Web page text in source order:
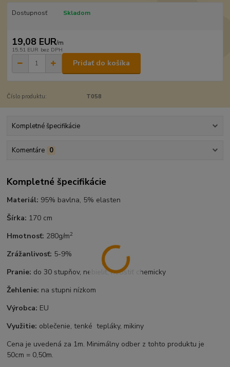
Dostupnosť Skladom
19,08 EUR/m
15,51 EUR bez DPH
Pridať do košíka
Číslo produktu: T058
Kompletné špecifikácie
Komentáre 0
Kompletné špecifikácie
Materiál: 95% bavlna, 5% elasten
Šírka: 170 cm
Hmotnosť: 280g/m2
Zrážanlivosť: 5-9%
Pranie: do 30 stupňov, nebieliť, nečistiť chemicky
Žehlenie: na stupni nízkom
Výrobca: EU
Využitie: oblečenie, tenké tepláky, mikiny
Cena je uvedená za 1m. Minimálny odber z tohto produktu je
50cm = 0,50m.